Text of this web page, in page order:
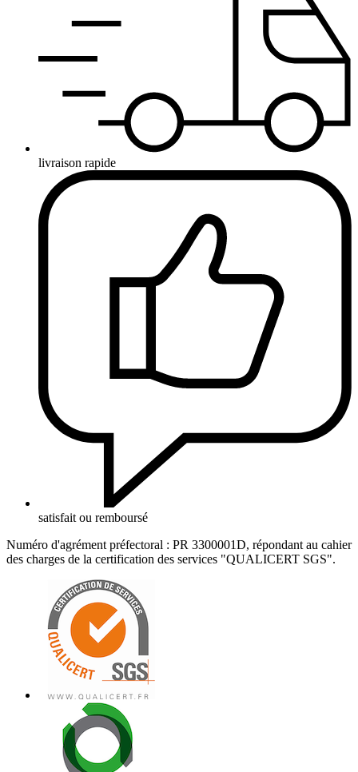
livraison rapide
satisfait ou remboursé
Numéro d'agrément préfectoral : PR 3300001D, répondant au cahier
des charges de la certification des services "QUALICERT SGS".